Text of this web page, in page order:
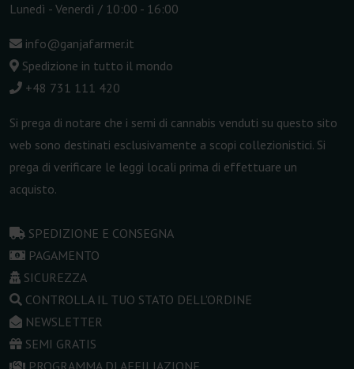
Lunedì - Venerdì / 10:00 - 16:00
info@ganjafarmer.it
Spedizione in tutto il mondo
+48 731 111 420
Si prega di notare che i semi di cannabis venduti su questo sito
web sono destinati esclusivamente a scopi collezionistici. Si
prega di verificare le leggi locali prima di effettuare un
acquisto.
SPEDIZIONE E CONSEGNA
PAGAMENTO
SICUREZZA
CONTROLLA IL TUO STATO DELL'ORDINE
NEWSLETTER
SEMI GRATIS